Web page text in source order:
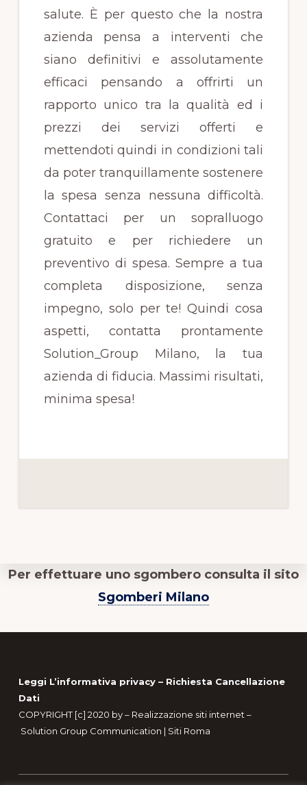
salute. È per questo che la nostra
azienda pensa a interventi che
siano definitivi e assolutamente
efficaci pensando a offrirti un
rapporto unico tra la qualità ed i
prezzi dei servizi offerti e
mettendoti quindi in condizioni tali
da poter tranquillamente sostenere
la spesa senza nessuna difficoltà.
Contattaci per un sopralluogo
gratuito e per richiedere un
preventivo di spesa. Sempre a tua
completa disposizione, senza
impegno, solo per te! Quindi cosa
aspetti, contatta prontamente
Solution_Group Milano, la tua
azienda di fiducia. Massimi risultati,
minima spesa!
Per effettuare uno sgombero consulta il sito
Sgomberi Milano
Footer
Leggi L’informativa privacy – Richiesta Cancellazione
Dati
COPYRIGHT [c] 2020 by – Realizzazione siti internet –
Solution Group Communication | Siti Roma